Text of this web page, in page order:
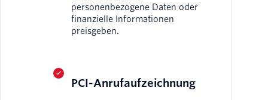
personenbezogene Daten oder
finanzielle Informationen
preisgeben.
PCI-Anrufaufzeichnung